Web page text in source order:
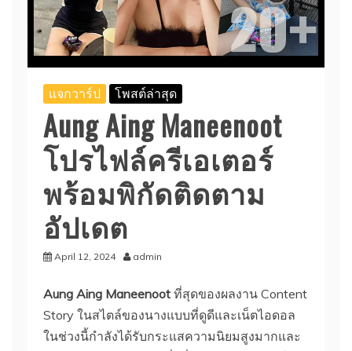
แจกวาร์ป โพสต์ล่าสุด
Aung Aing Maneenoot
โปรไฟล์ครีเอเตอร์
พร้อมพิกัดติดตาม
อัปเดต
April 12, 2024 admin
Aung Aing Maneenoot ที่สุดของผลงาน Content
Story ในสไตล์ของนางแบบที่ดูดีและเน็ตไอดอล
ในช่วงนี้กำลังได้รับกระแสความนิยมสูงมากและ